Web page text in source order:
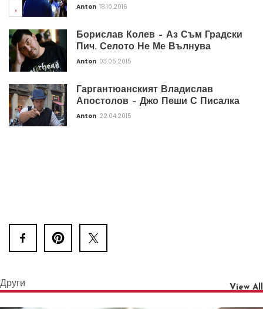
Anton 18.10.2016
Борислав Колев – Аз Съм Градски
Пич. Селото Не Ме Вълнува
Anton 03.05.2015
Гаргантюанският Владислав
Апостолов – Джо Пеши С Писалка
Anton 22.04.2015
Други View All